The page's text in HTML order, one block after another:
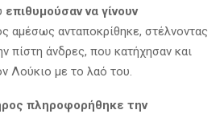
επιθυμούσαν να γίνουν
αμέσως ανταποκρίθηκε, στέλνοντας
πίστη άνδρες, που κατήχησαν και
Λούκιο με το λαό του.
πληροφορήθηκε την